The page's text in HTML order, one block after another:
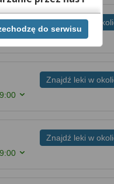
Znajdź leki w
Znajdź leki w
Znajdź leki w
chwili cofnąć,
Jeżeli chcesz
znajdziesz
do serwisu